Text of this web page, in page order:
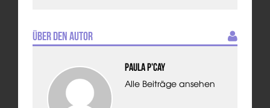
Über den Autor
Paula P'Cay
Alle Beiträge ansehen